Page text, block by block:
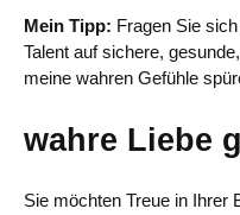
Mein Tipp: Fragen Sie
Talent auf sichere,
meine wahren Gefühle
wahre Liebe
Sie möchten Treue in Ihrer